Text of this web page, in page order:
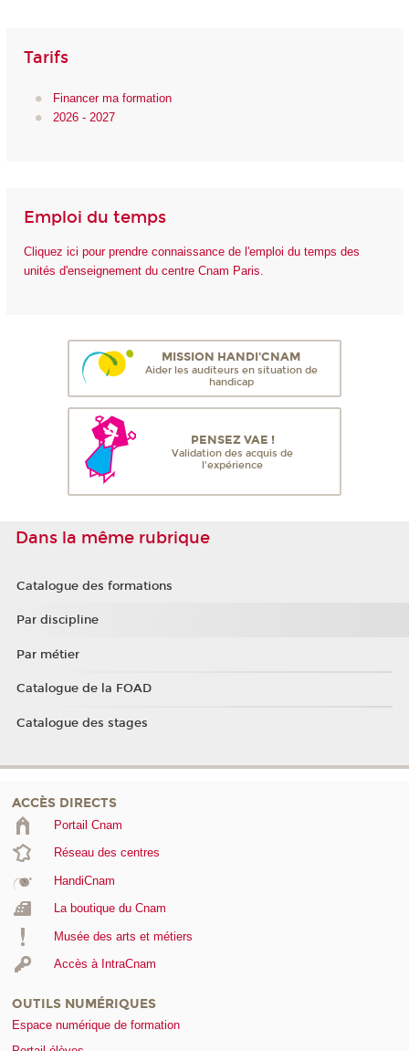
Tarifs
Financer ma formation
2026 - 2027
Emploi du temps
Cliquez ici pour prendre connaissance de l'emploi du temps des
unités d'enseignement du centre Cnam Paris.
MISSION HANDI'CNAM
Aider les auditeurs en situation de
handicap
PENSEZ VAE !
Validation des acquis de
l'expérience
Dans la même rubrique
Catalogue des formations
Par discipline
Par métier
Catalogue de la FOAD
Catalogue des stages
ACCÈS DIRECTS
Portail Cnam
Réseau des centres
HandiCnam
La boutique du Cnam
Musée des arts et métiers
Accès à IntraCnam
OUTILS NUMÉRIQUES
Espace numérique de formation